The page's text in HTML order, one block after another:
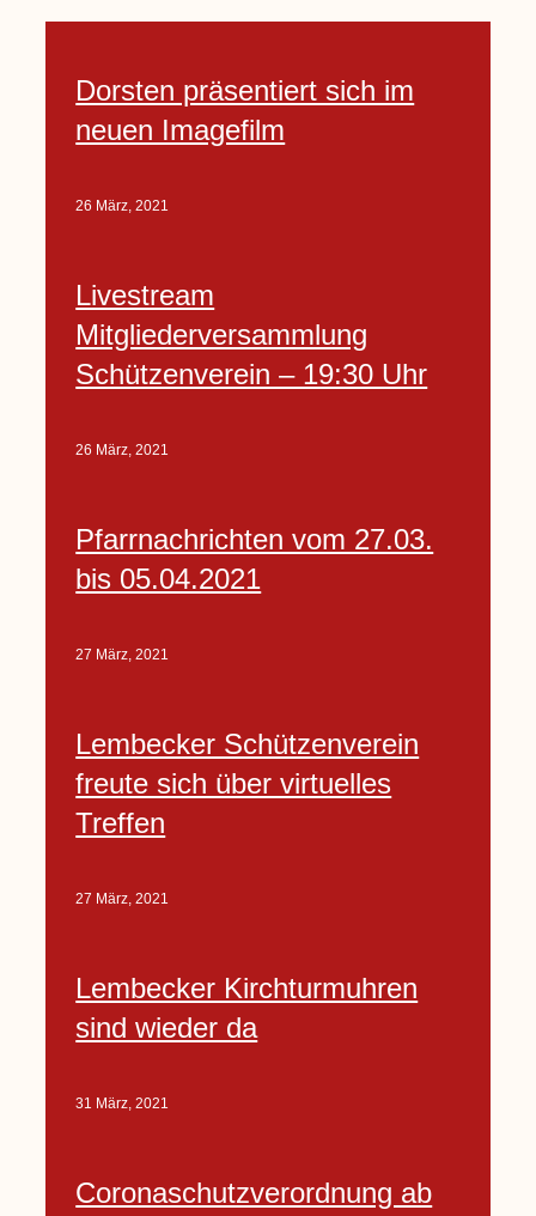
Dorsten präsentiert sich im
neuen Imagefilm
26 März, 2021
Livestream
Mitgliederversammlung
Schützenverein – 19:30 Uhr
26 März, 2021
Pfarrnachrichten vom 27.03.
bis 05.04.2021
27 März, 2021
Lembecker Schützenverein
freute sich über virtuelles
Treffen
27 März, 2021
Lembecker Kirchturmuhren
sind wieder da
31 März, 2021
Coronaschutzverordnung ab